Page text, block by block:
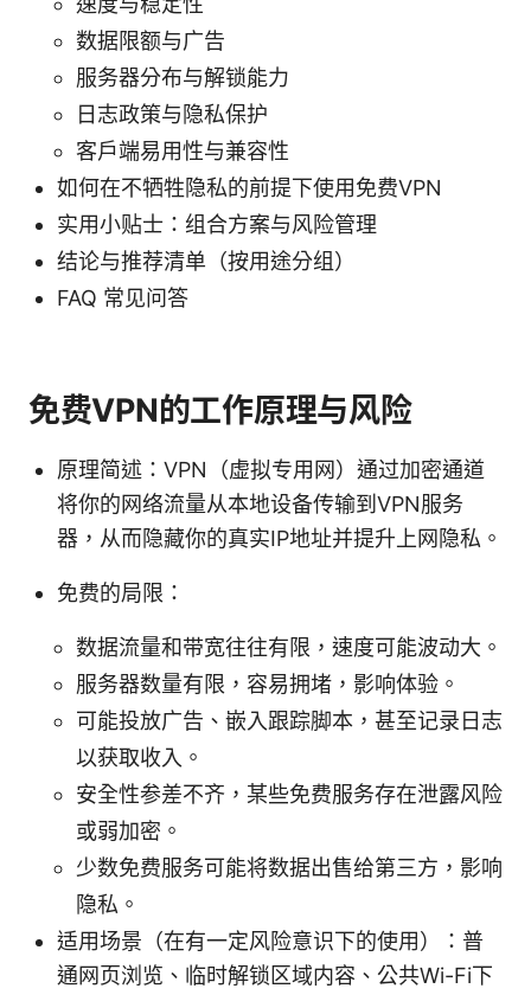
数据限额与广告
服务器分布与解锁能力
日志政策与隐私保护
客户端易用性与兼容性
如何在不牺牲隐私的前提下使用免费VPN
实用小贴士：组合方案与风险管理
结论与推荐清单（按用途分组）
FAQ 常见问答
免费VPN的工作原理与风险
原理简述：VPN（虚拟专用网）通过加密通道
将你的网络流量从本地设备传输到VPN服务
器，从而隐藏你的真实IP地址并提升上网隐私。
免费的局限：
数据流量和带宽往往有限，速度可能波动大。
服务器数量有限，容易拥堵，影响体验。
可能投放广告、嵌入跟踪脚本，甚至记录日志
以获取收入。
安全性参差不齐，某些免费服务存在泄露风险
或弱加密。
少数免费服务可能将数据出售给第三方，影响
隐私。
适用场景（在有一定风险意识下的使用）：普
通网页浏览、临时解锁区域内容、公共Wi-Fi下